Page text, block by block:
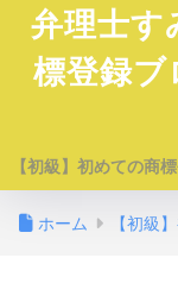
弁理士す
標登録
【初級】初めての商
ホーム 【初級